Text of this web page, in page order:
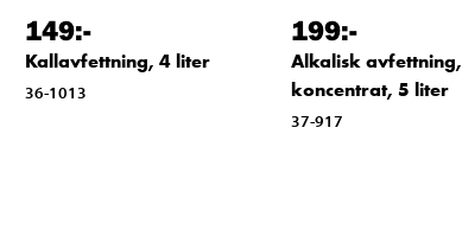
149:-
Kallavfettning, 4 liter
36-1013
199:-
Alkalisk avfettning,
koncentrat, 5 liter
37-917